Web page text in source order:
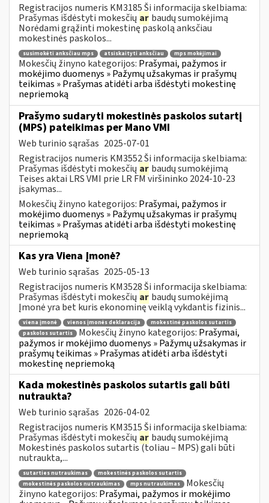
Registracijos numeris KM3185 Ši informacija skelbiama:
Prašymas išdėstyti mokesčių ar baudų sumokėjimą
Norėdami grąžinti mokestinę paskolą anksčiau
mokestinės paskolos...
susimokėti anksčiau mps atsiskaityti anksčiau mps mokėjimai
Mokesčių žinyno kategorijos: Prašymai, pažymos ir
mokėjimo duomenys » Pažymų užsakymas ir prašymų
teikimas » Prašymas atidėti arba išdėstyti mokestinę
nepriemoką
Prašymo sudaryti mokestinės paskolos sutartį
(MPS) pateikimas per Mano VMI
Web turinio sąrašas 2025-07-01
Registracijos numeris KM3552 Ši informacija skelbiama:
Prašymas išdėstyti mokesčių ar baudų sumokėjimą
Teises aktai LRS VMI prie LR FM viršininko 2024-10-23
įsakymas...
Mokesčių žinyno kategorijos: Prašymai, pažymos ir
mokėjimo duomenys » Pažymų užsakymas ir prašymų
teikimas » Prašymas atidėti arba išdėstyti mokestinę
nepriemoką
Kas yra Viena Įmonė?
Web turinio sąrašas 2025-05-13
Registracijos numeris KM3528 Ši informacija skelbiama:
Prašymas išdėstyti mokesčių ar baudų sumokėjimą
Įmonė yra bet kuris ekonominę veiklą vykdantis fizinis...
viena įmonė vienos įmonės deklaracija
mokestinė paskolos sutartis
paskolos sutartis
Mokesčių žinyno kategorijos: Prašymai,
pažymos ir mokėjimo duomenys » Pažymų užsakymas ir
prašymų teikimas » Prašymas atidėti arba išdėstyti
mokestinę nepriemoką
Kada mokestinės paskolos sutartis gali būti
nutraukta?
Web turinio sąrašas 2026-04-02
Registracijos numeris KM3515 Ši informacija skelbiama:
Prašymas išdėstyti mokesčių ar baudų sumokėjimą
Mokestinės paskolos sutartis (toliau – MPS) gali būti
nutraukta,...
sutarties nutraukimas
mokestinės paskolos sutartis
mokestinės paskolos nutraukimas
mps nutraukimas
Mokesčių
žinyno kategorijos: Prašymai, pažymos ir mokėjimo